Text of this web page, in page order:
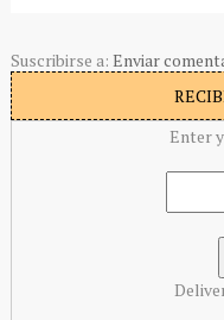
Suscribirse a: Enviar
Enter